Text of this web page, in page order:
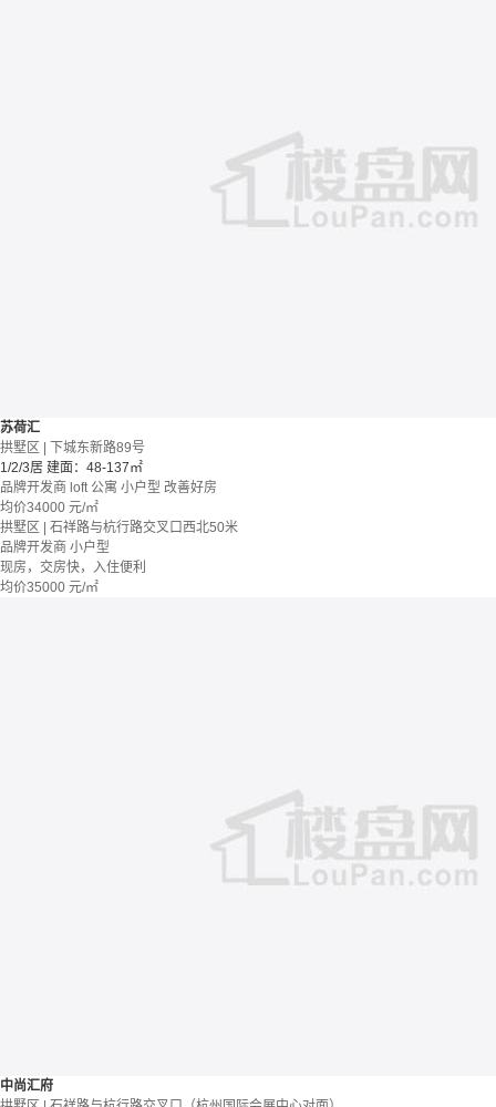
苏荷汇
拱墅区 | 下城东新路89号
1/2/3居 建面：48-137㎡
品牌开发商 loft 公寓 小户型 改善好房
均价34000 元/㎡
拱墅区 | 石祥路与杭行路交叉口西北50米
品牌开发商 小户型
现房，交房快，入住便利
均价35000 元/㎡
中尚汇府